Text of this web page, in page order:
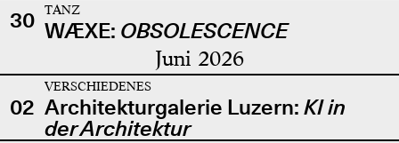
30
TANZ
WÆXE: OBSOLESCENCE
Juni 2026
02
VERSCHIEDENES
Architekturgalerie Luzern: KI in
der Architektur